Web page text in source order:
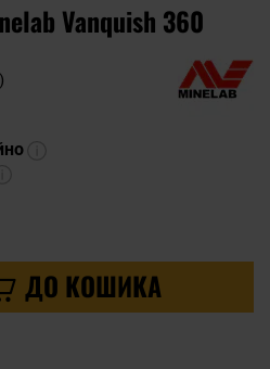
Vanquish 360
ДО КОШИКА